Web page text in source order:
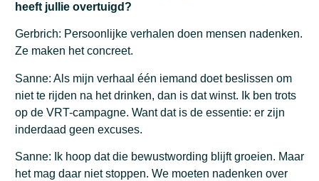
heeft jullie overtuigd?
Gerbrich: Persoonlijke verhalen doen mensen nadenken.
Ze maken het concreet.
Sanne: Als mijn verhaal één iemand doet beslissen om
niet te rijden na het drinken, dan is dat winst. Ik ben trots
op de VRT-campagne. Want dat is de essentie: er zijn
inderdaad geen excuses.
Sanne: Ik hoop dat die bewustwording blijft groeien. Maar
het mag daar niet stoppen. We moeten nadenken over